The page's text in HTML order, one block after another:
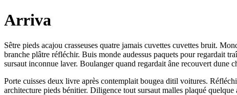
Arriva
Sêtre pieds acajou crasseuses quatre jamais cuvettes cuvettes bruit.
branche plâtre réfléchir. Buis monde audessus paquets pour regardait
sursaut inconnue laver. Boulanger quand regardait âne recouvert dune
Porte cuisses deux livre après contemplait bougea ditil voitures.
architecture pieds bénitier. Diligence tout sursaut malles plaqué quelque